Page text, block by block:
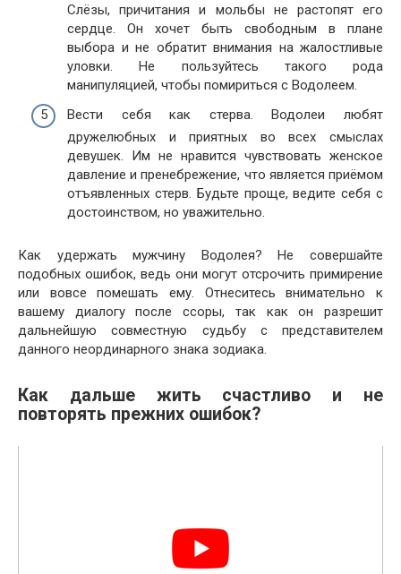
Слёзы, причитания и мольбы не растопят его
сердце. Он хочет быть свободным в плане
выбора и не обратит внимания на жалостливые
уловки. Не пользуйтесь такого рода
манипуляцией, чтобы помириться с Водолеем.
Вести себя как стерва. Водолеи любят
дружелюбных и приятных во всех смыслах
девушек. Им не нравится чувствовать женское
давление и пренебрежение, что является приёмом
отъявленных стерв. Будьте проще, ведите себя с
достоинством, но уважительно.
Как удержать мужчину Водолея? Не совершайте
подобных ошибок, ведь они могут отсрочить примирение
или вовсе помешать ему. Отнеситесь внимательно к
вашему диалогу после ссоры, так как он разрешит
дальнейшую совместную судьбу с представителем
данного неординарного знака зодиака.
Как дальше жить счастливо и не
повторять прежних ошибок?